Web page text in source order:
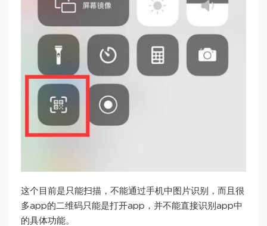
这个目前是只能扫描，不能通过手机中图片识别，而且很
多app的二维码只能是打开app，并不能直接识别app中
的具体功能。